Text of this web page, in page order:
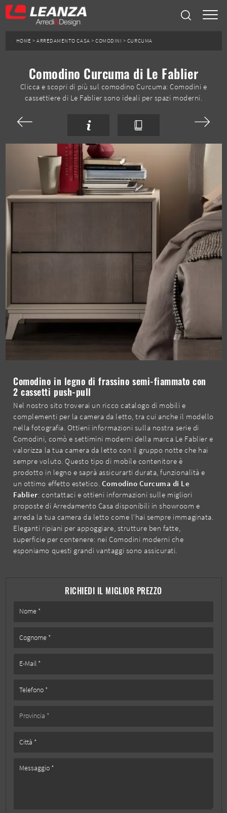
HOME >ARREDAMENTO CASA >COMODINI > CURCUMA
Comodino Curcuma di Le Fablier
Clicca e scopri di più sul comodino Curcuma: Comodini e
cassettiere di Le Fablier sono ideali per spazi moderni.
RICHIEDI IL MIGLIOR PREZZO
Comodino in legno di frassino semi-fiammato con
2 cassetti push-pull
Nel nostro sito troverai un ricco catalogo di mobili e
complementi per la camera da letto, tra cui anche il modello
nella fotografia. Ottieni informazioni sulla nostra serie di
Comodini, comò e settimini moderni della marca Le Fablier e
valorizza la tua camera da letto con il gruppo notte che hai
sempre voluto. Questo tipo di mobile contenitore è
prodotto in legno e saprà assicurarti durata, funzionalità e
un ottimo effetto estetico. Comodino Curcuma di Le
Fablier: contattaci e ottieni informazioni sulle migliori
proposte di Arredamento Casa disponibili in showroom e
arreda la tua camera da letto come l'hai sempre immaginata.
Eleganti ripiani per appoggiare, strutture ben fatte,
superficie per contenere: nei Comodini moderni che
esponiamo questi grandi vantaggi sono assicurati.